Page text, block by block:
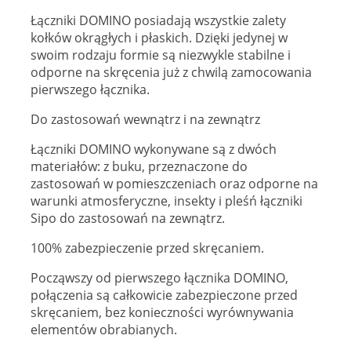
Łączniki DOMINO posiadają wszystkie zalety
kołków okrągłych i płaskich. Dzięki jedynej w
swoim rodzaju formie są niezwykle stabilne i
odporne na skręcenia już z chwilą zamocowania
pierwszego łącznika.
Do zastosowań wewnątrz i na zewnątrz
Łączniki DOMINO wykonywane są z dwóch
materiałów: z buku, przeznaczone do
zastosowań w pomieszczeniach oraz odporne na
warunki atmosferyczne, insekty i pleśń łączniki
Sipo do zastosowań na zewnątrz.
100% zabezpieczenie przed skręcaniem.
Począwszy od pierwszego łącznika DOMINO,
połączenia są całkowicie zabezpieczone przed
skręcaniem, bez konieczności wyrównywania
elementów obrabianych.